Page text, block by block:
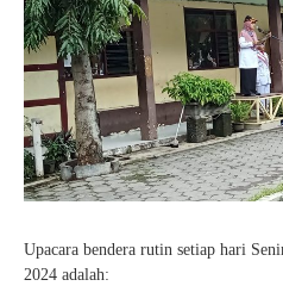
Upacara bendera rutin setiap hari
2024 adalah: